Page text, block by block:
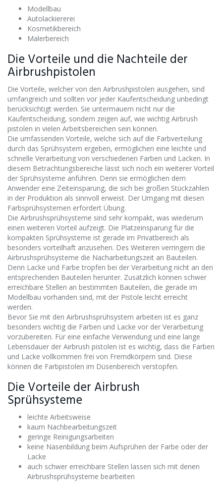
Modellbau
Autolackiererei
Kosmetikbereich
Malerbereich
Die Vorteile und die Nachteile der
Airbrushpistolen
Die Vorteile, welcher von den Airbrushpistolen ausgehen, sind
umfangreich und sollten vor jeder Kaufentscheidung unbedingt
berücksichtigt werden. Sie untermauern nicht nur die
Kaufentscheidung, sondern zeigen auf, wie wichtig Airbrush
pistolen in vielen Arbeitsbereichen sein können.
Die umfassenden Vorteile, welche sich auf die Farbverteilung
durch das Sprühsystem ergeben, ermöglichen eine leichte und
schnelle Verarbeitung von verschiedenen Farben und Lacken. In
diesem Betrachtungsbereiche lässt sich noch ein weiterer Vorteil
der Sprühsysteme anführen. Denn sie ermöglichen dem
Anwender eine Zeiteinsparung, die sich bei großen Stückzahlen
in der Produktion als sinnvoll erweist. Der Umgang mit diesen
Farbsprühsystemen erfordert Übung.
Die Airbrushsprühsysteme sind sehr kompakt, was wiederum
einen weiteren Vorteil aufzeigt. Die Platzeinsparung für die
kompakten Sprühsysteme ist gerade im Privatbereich als
besonders vorteilhaft anzusehen. Des Weiteren verringern die
Airbrushsprühsysteme die Nacharbeitungszeit an Bauteilen.
Denn Lacke und Farbe tropfen bei der Verarbeitung nicht an den
entsprechenden Bauteilen herunter. Zusätzlich können schwer
erreichbare Stellen an bestimmten Bauteilen, die gerade im
Modellbau vorhanden sind, mit der Pistole leicht erreicht
werden.
Bevor Sie mit den Airbrushsprühsystem arbeiten ist es ganz
besonders wichtig die Farben und Lacke vor der Verarbeitung
vorzubereiten. Für eine einfache Verwendung und eine lange
Lebensdauer der Airbrush pistolen ist es wichtig, dass die Farben
und Lacke vollkommen frei von Fremdkörpern sind. Diese
können die Farbpistolen im Düsenbereich verstopfen.
Die Vorteile der Airbrush
Sprühsysteme
leichte Arbeitsweise
kaum Nachbearbeitungszeit
geringe Reinigungsarbeiten
keine Nasenbildung beim Aufsprühen der Farbe oder der
Lacke
auch schwer erreichbare Stellen lassen sich mit denen
Airbrushsprühsysteme bearbeiten